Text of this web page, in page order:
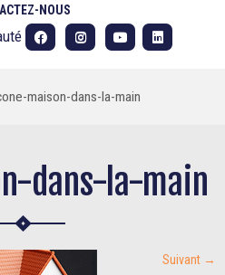
NOUS
maison-dans-la-main
dans-la-main
Suivant →